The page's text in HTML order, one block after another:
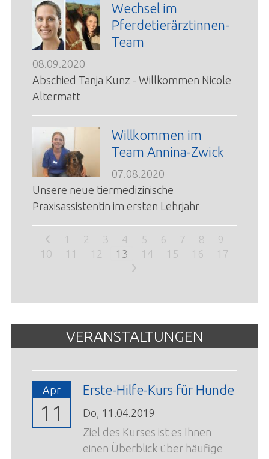
Wechsel im
Pferdetierärztinnen-
Team
08.09.2020
Abschied Tanja Kunz - Willkommen Nicole
Altermatt
Willkommen im
Team Annina-Zwick
07.08.2020
Unsere neue tiermedizinische
Praxisassistentin im ersten Lehrjahr
< 1 2 3 4 5 6 7 8
9
10
11 12 13 14 15 16
17
>
VERANSTALTUNGEN
Apr
11
Erste-Hilfe-Kurs für Hunde
Do, 11.04.2019
Ziel des Kurses ist es Ihnen
einen Überblick über häufige